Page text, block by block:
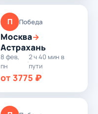
П Победа
Москва→
Астрахань
8 фев,
пн
·
2 ч 40 мин в
пути
от 3775 ₽